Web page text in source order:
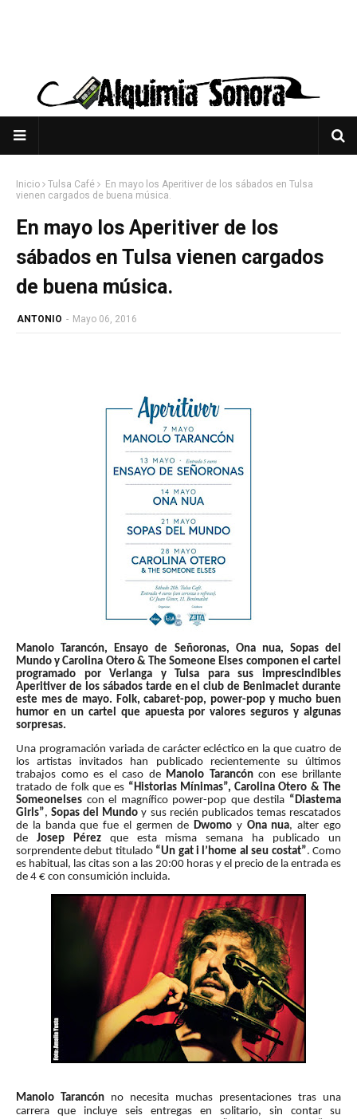
Inicio Tulsa Café
En mayo los Aperitiver de los sábados en Tulsa
vienen cargados de buena música.
En mayo los Aperitiver de los
sábados en Tulsa vienen cargados
de buena música.
ANTONIO - Mayo 06, 2016
Manolo Tarancón, Ensayo de Señoronas, Ona nua, Sopas del
Mundo y Carolina Otero & The Someone Elses componen el cartel
programado por Verlanga y Tulsa para sus imprescindibles
Aperitiver de los sábados tarde en el club de Benimaclet durante
este mes de mayo. Folk, cabaret-pop, power-pop y mucho buen
humor en un cartel que apuesta por valores seguros y algunas
sorpresas.
Una programación variada de carácter ecléctico en la que cuatro de
los artistas invitados han publicado recientemente su últimos
trabajos como es el caso de Manolo Tarancóncon ese brillante
tratado de folk que es “Historias Mínimas”, Carolina Otero & The
Someonelses con el magnífico power-pop que destila “Diastema
Girls”,Sopas del Mundo y sus recién publicados temas rescatados
de la banda que fue el germen de Dwomo y Ona nua, alter ego
de Josep Pérezque esta misma semana ha publicado un
sorprendente debut titulado “Un gat i l’home al seu costat”. Como
es habitual, las citas son a las 20:00 horas y el precio de la entrada es
de 4 € con consumición incluida.
Manolo Tarancón no necesita muchas presentaciones tras una
carrera que incluye seis entregas en solitario, sin contar su